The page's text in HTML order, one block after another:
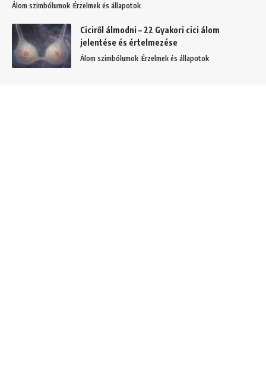
Álom szimbólumok Érzelmek és állapotok
Ciciről álmodni – 22 Gyakori cici álom
jelentése és értelmezése
Álom szimbólumok Érzelmek és állapotok